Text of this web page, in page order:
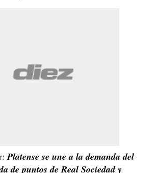
Platense se une a la demanda del
de puntos de Real Sociedad y